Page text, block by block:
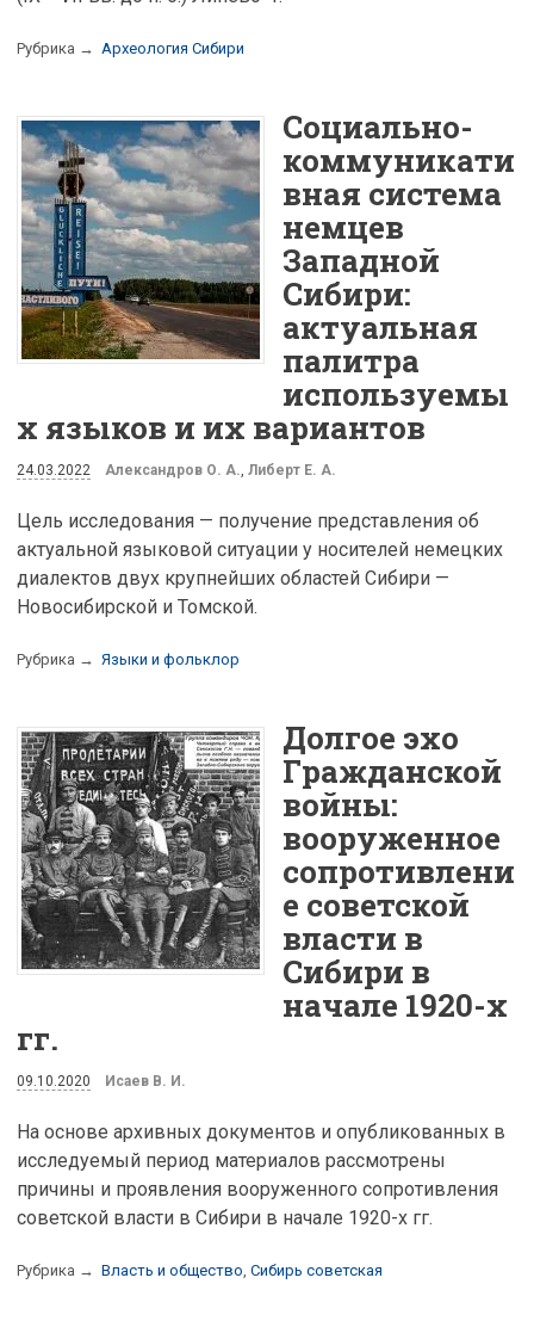
Рубрика → Археология Сибири
Cоциально-
коммуникати
вная система
немцев
Западной
Сибири:
актуальная
палитра
используемы
х языков и их вариантов
24.03.2022 Александров О. А., Либерт Е. А.
Цель исследования — получение представления об
актуальной языковой ситуации у носителей немецких
диалектов двух крупнейших областей Сибири —
Новосибирской и Томской.
Рубрика → Языки и фольклор
Долгое эхо
Гражданской
войны:
вооруженное
сопротивлени
е советской
власти в
Сибири в
начале 1920-х
гг.
09.10.2020 Исаев В. И.
На основе архивных документов и опубликованных в
исследуемый период материалов рассмотрены
причины и проявления вооруженного сопротивления
советской власти в Сибири в начале 1920-х гг.
Рубрика → Власть и общество Сибирь советская